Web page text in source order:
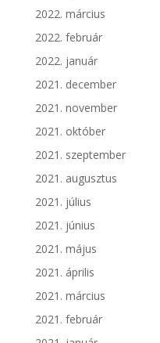
2022. március
2022. február
2022. január
2021. december
2021. november
2021. október
2021. szeptember
2021. augusztus
2021. július
2021. június
2021. május
2021. április
2021. március
2021. február